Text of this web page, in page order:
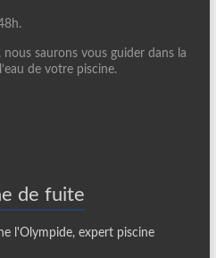
saurons vous guider dans la
de votre piscine.
de fuite